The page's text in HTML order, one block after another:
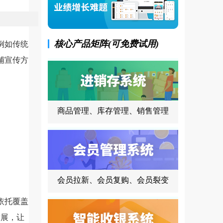
如传统
宣传方
托覆盖
，让
核心产品矩阵(可免费试用)
商品管理、库存管理、销售管理
会员拉新、会员复购、会员裂变